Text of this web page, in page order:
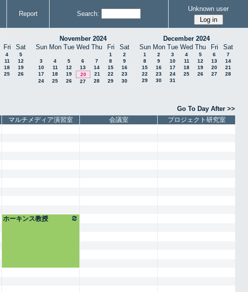
Report Search:
Unknown user
Fri Sat
4
5
11
12
18
19
25
26
November 2024
Sun Mon Tue Wed Thu Fri Sat
1
2
3
4 5 6 7 8
9
10
11 12 13 14 15
16
17
18 19 20 21 22
23
24
25 26 27 28 29 30
December 2024
Sun Mon Tue Wed Thu Fri Sat
1 2 3 4 5 6
7
8
9 10 11 12 13
14
15
16 17 18 19 20
21
22
23 24 25 26 27
28
29
30 31
Go To Day After >>
マルチメディア演習室 会議室
プロジェクト研究室
ホーキンス教授